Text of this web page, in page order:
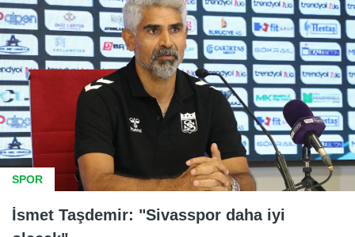
SPOR
İsmet Taşdemir: "Sivasspor daha iyi